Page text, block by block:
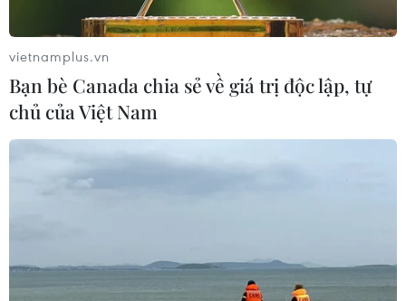
vietnamplus.vn
Bạn bè Canada chia sẻ về giá trị độc lập, tự
chủ của Việt Nam